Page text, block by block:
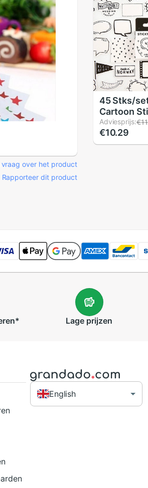
vraag over het product
Rapporteer dit product
45 Stks/
Cartoon
Dagboek
Album
Adviesprijs:
€10.29
* Lage prijzen
English